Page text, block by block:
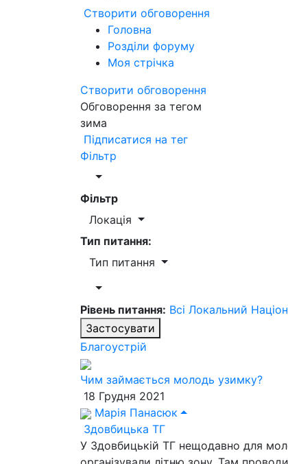
Створити обговорення
Головна
Розділи форуму
Моя стрічка
Створити обговорення
Обговорення за тегом
зима
Підписатися на тег
Фільтр
Фільтр
Локація
Тип питання:
Тип питання
Рівень питання: Всі Локальний
Застосувати
Благоустрій
Чим займається молодь узимку?
18 Грудня 2021
Марія Панасюк
Здовбицька ТГ
У Здовбицькій ТГ нещодавно для